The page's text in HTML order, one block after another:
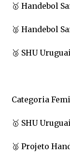
🥇 Handebol
🥈 Handebol
🥉 SHU
Categoria
🥇 SHU
🥈 Projeto